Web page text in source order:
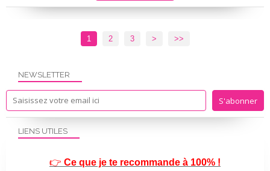
1 2 3 > >>
NEWSLETTER
LIENS UTILES
👉 Ce que je te recommande à 100% !